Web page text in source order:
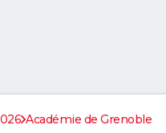
Académie de Grenoble